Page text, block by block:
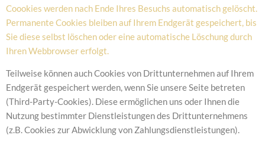
Coookies werden nach Ende Ihres Besuchs automatisch gelöscht.
Permanente Cookies bleiben auf Ihrem Endgerät gespeichert, bis
Sie diese selbst löschen oder eine automatische Löschung durch
Ihren Webbrowser erfolgt.
Teilweise können auch Cookies von Drittunternehmen auf Ihrem
Endgerät gespeichert werden, wenn Sie unsere Seite betreten
(Third-Party-Cookies). Diese ermöglichen uns oder Ihnen die
Nutzung bestimmter Dienstleistungen des Drittunternehmens
(z.B. Cookies zur Abwicklung von Zahlungsdienstleistungen).